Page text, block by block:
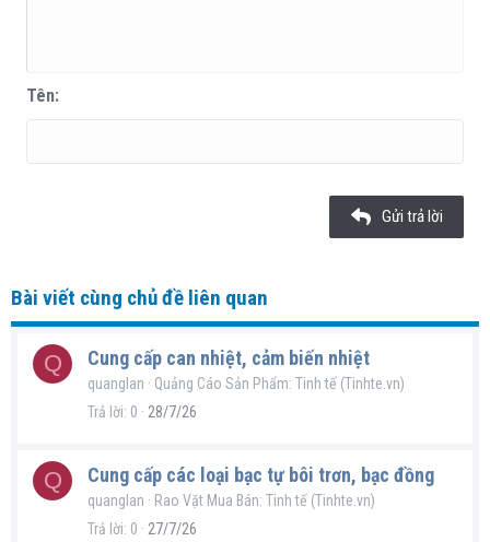
18
Tahoma
Tên
Gửi trả lời
Bài viết cùng chủ đề liên quan
Q Cung cấp can nhiệt, cảm biến nhiệt
quanglan
Quảng Cáo Sản Phẩm: Tinh tế (Tinhte.vn)
Trả lời 0 28/7/26
Q Cung cấp các loại bạc tự bôi trơn, bạc đồng
quanglan
Rao Vặt Mua Bán: Tinh tế (Tinhte.vn)
Trả lời 0 27/7/26